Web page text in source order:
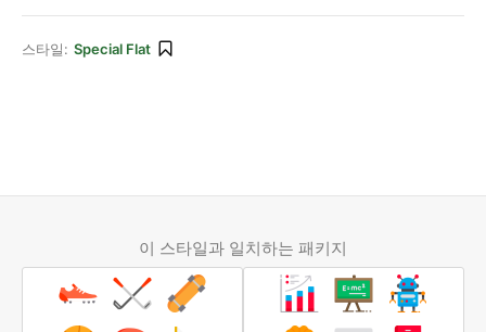
스타일: Special Flat
이 스타일과 일치하는 패키지